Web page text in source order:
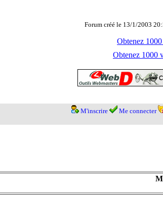
Forum créé le 13/1/2003
Obtenez
Obtenez 1000
M'inscrire Me connecter